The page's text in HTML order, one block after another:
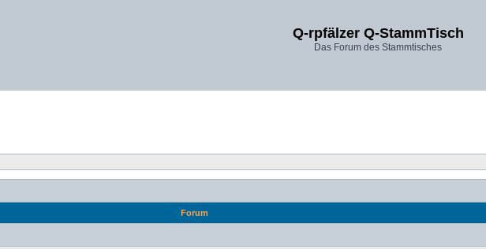
Q-rpfälzer Q-StammTisch
Das Forum des Stammtisches
Forum